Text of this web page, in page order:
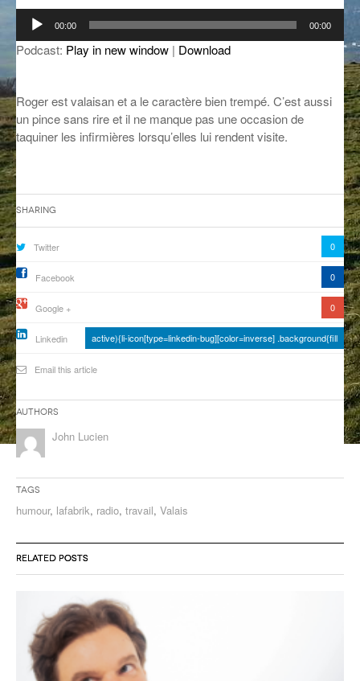
IL ÉTAIT UNE FOIS
LA FABRIK POÉTIK
NOS ANCIENS
SONORIK
THEME FORCE
ZIRCONIUM
Lecteur
audio
00:00 00:00
Podcast: Play in new window | Download
Roger est valaisan et a le caractère bien trempé. C’est aussi
un pince sans rire et il ne manque pas une occasion de
taquiner les infirmières lorsqu’elles lui rendent visite.
Sharing
Twitter 0
Facebook 0
Google + 0
Linkedin active){li-icon[type=linkedin-bug][color=inverse] .background{fill
Email this article
Authors
John Lucien
Tags
humour, lafabrik, radio, travail, Valais
RELATED POSTS